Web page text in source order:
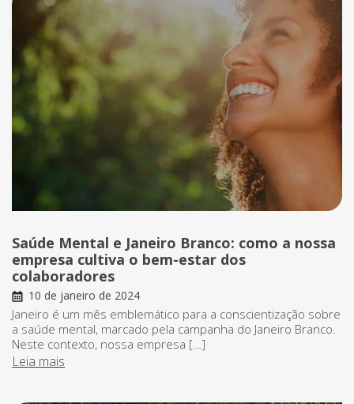
Saúde Mental e Janeiro Branco: como a nossa
empresa cultiva o bem-estar dos
colaboradores
10 de janeiro de 2024
Janeiro é um mês emblemático para a conscientização sobre
a saúde mental, marcado pela campanha do Janeiro Branco.
Neste contexto, nossa empresa […]
Leia mais